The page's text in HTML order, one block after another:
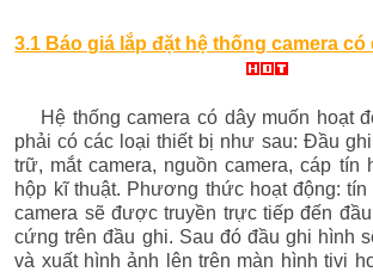
3.1 Báo giá lắp đặt hệ thống camera có
Hệ thống camera có dây muốn hoạt
phải có các loại thiết bị như sau: Đầu
trữ, mắt camera, nguồn camera, cáp tín
hộp kĩ thuật. Phương thức hoạt động:
camera sẽ được truyền trực tiếp đến
cứng trên đầu ghi. Sau đó đầu ghi hình
và xuất hình ảnh lên trên màn hình tivi